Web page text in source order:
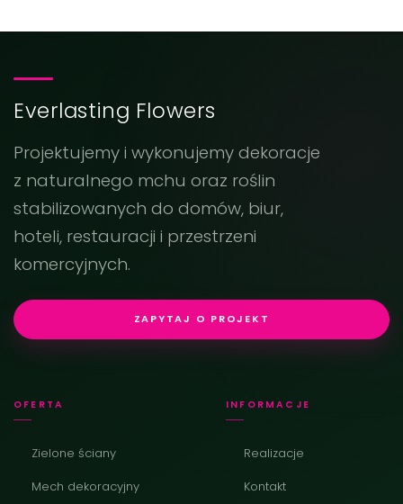
Everlasting Flowers
Projektujemy i wykonujemy dekoracje
z naturalnego mchu oraz roślin
stabilizowanych do domów, biur,
hoteli, restauracji i przestrzeni
komercyjnych.
ZAPYTAJ O PROJEKT
OFERTA
Zielone ściany
Mech dekoracyjny
INFORMACJE
Realizacje
Kontakt